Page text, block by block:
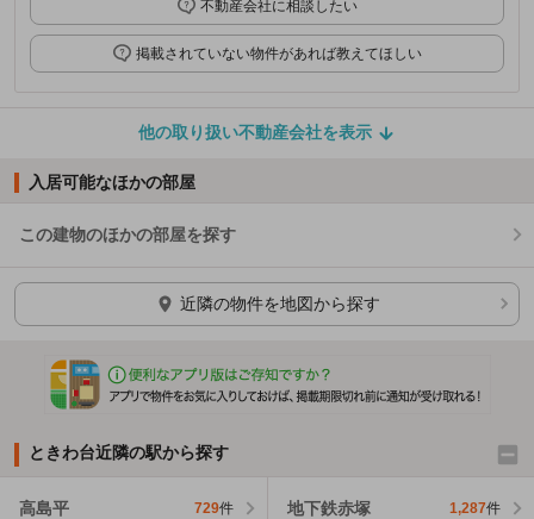
不動産会社に相談したい
掲載されていない物件があれば教えてほしい
他の取り扱い不動産会社を表示
入居可能なほかの部屋
この建物のほかの部屋を探す
ほかの部屋を検索中…
近隣の物件を地図から探す
ときわ台近隣の駅から探す
高島平 729件 地下鉄赤塚 1,287件